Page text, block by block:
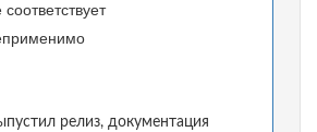
соответствует
релиз, документация